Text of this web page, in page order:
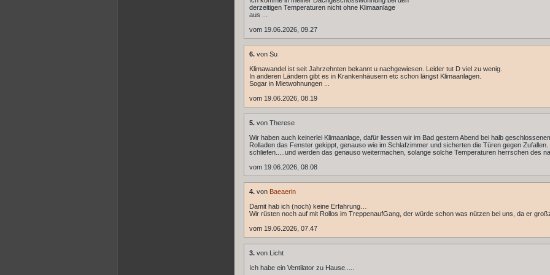
derzeitigen Temperaturen nicht ohne Klimaanlage
aus ...
vom 19.06.2026, 09.27
6. von Su
Klimawandel ist seit Jahrzehnten bekannt u nachgewiesen. Leider tut D viel zu wenig.
In anderen Ländern gibt es in Krankenhäusern etc schon längst Klimaanlagen.
Sogar in Mietwohnungen ...
vom 19.06.2026, 08.19
5. von Therese
Wir haben auch keinerlei Klimaanlage, dafür liessen wir im Bad gestern Abend bei halb
Rolladen das Fenster gekippt, genauso wie im Schlafzimmer und sicherten die Türen gegen Zufallen.
schliefen.....und werden das genauso weitermachen, solange solche Temperaturen herrschen des
vom 19.06.2026, 08.08
4. von Baeaerin
Damit hab ich (noch) keine Erfahrung…
Wir rüsten noch auf mit Rollos im TreppenaufGang, der würde schon was nützen bei uns, da er
vom 19.06.2026, 07.47
3. von Licht
Ich habe ein Ventilator zu Hause.....